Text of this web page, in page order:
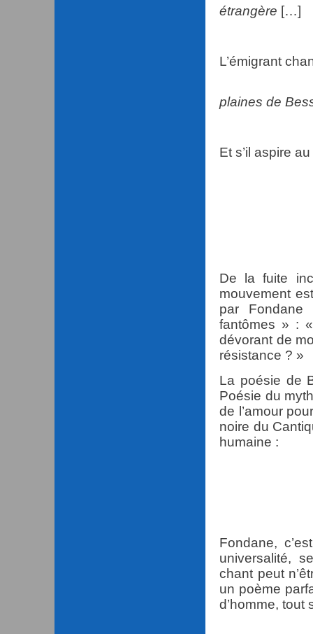
étrangère […]
L’émigrant
plaines de
Et s’il aspire
De la fuite
mouvement
par
fantômes » :
dévorant de
résistance ? »
La poésie de
Poésie du
de l’amour
noire du
humaine :
Fondane,
universalité,
chant peut
un poème
d’homme, tout